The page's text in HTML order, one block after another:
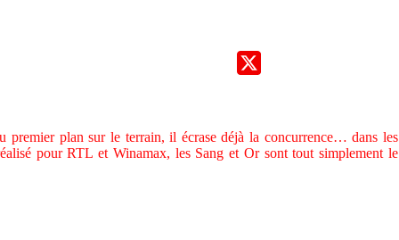
premier plan sur le terrain, il écrase déjà la concurrence… dans les
pour RTL et Winamax, les Sang et Or sont tout simplement le